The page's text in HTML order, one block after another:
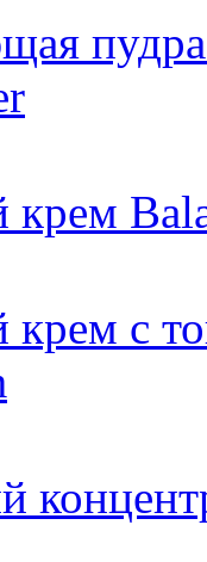
крем с